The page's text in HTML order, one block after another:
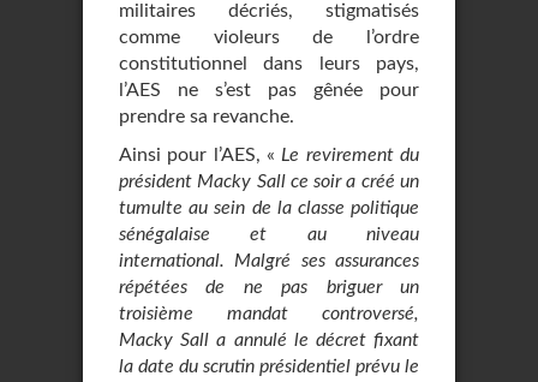
militaires décriés, stigmatisés
comme violeurs de l’ordre
constitutionnel dans leurs pays,
l’AES ne s’est pas gênée pour
prendre sa revanche.
Ainsi pour l’AES, « Le revirement du
président Macky Sall ce soir a créé un
tumulte au sein de la classe politique
sénégalaise et au niveau
international. Malgré ses assurances
répétées de ne pas briguer un
troisième mandat controversé,
Macky Sall a annulé le décret fixant
la date du scrutin présidentiel prévu le